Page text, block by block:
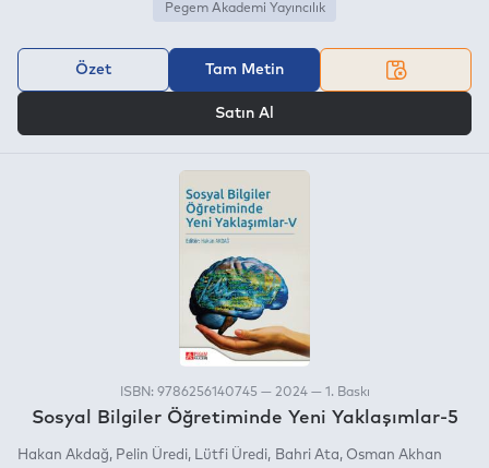
Pegem Akademi Yayıncılık
Özet Tam Metin
Satın Al
ISBN: 9786256140745 — 2024 — 1. Baskı
Sosyal Bilgiler Öğretiminde Yeni Yaklaşımlar-5
Hakan Akdağ Pelin Üredi Lütfi Üredi Bahri Ata
Osman Akhan